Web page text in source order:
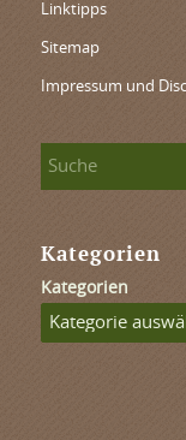
Linktipps
Sitemap
Impressum und
Kategorien
Kategorien